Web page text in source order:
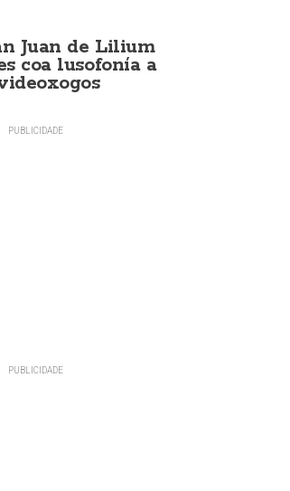
Juan de Lilium
coa lusofonía a